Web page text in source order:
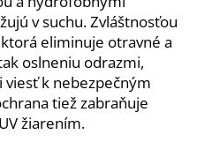
v suchu.Zvláštnosťou
eliminuje otravné a
oslneniu odrazmi,
k nebezpečným
tiež zabraňuje
žiarením.